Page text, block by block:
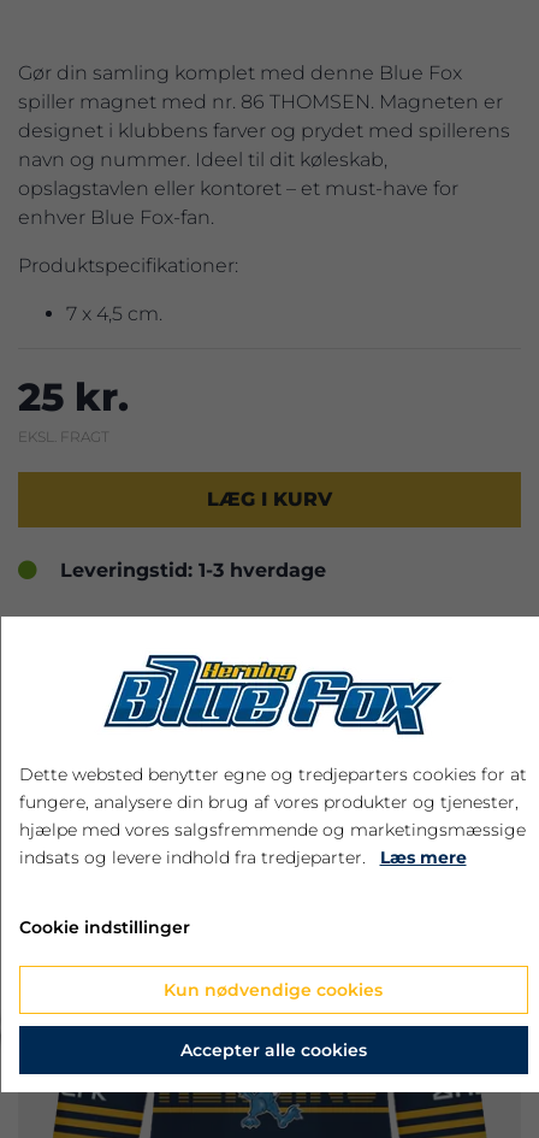
Gør din samling komplet med denne Blue Fox
spiller magnet med nr. 86 THOMSEN. Magneten er
designet i klubbens farver og prydet med spillerens
navn og nummer. Ideel til dit køleskab,
opslagstavlen eller kontoret – et must-have for
enhver Blue Fox-fan.
Produktspecifikationer:
7 x 4,5 cm.
25 kr.
EKSL. FRAGT
LÆG I KURV
Leveringstid: 1-3 hverdage
RELATEREDE PRODUKTER
‹ ›
Dette websted benytter egne og tredjeparters cookies for at
fungere, analysere din brug af vores produkter og tjenester,
hjælpe med vores salgsfremmende og marketingsmæssige
indsats og levere indhold fra tredjeparter.
Læs mere
Cookie indstillinger
Kun nødvendige cookies
Accepter alle cookies